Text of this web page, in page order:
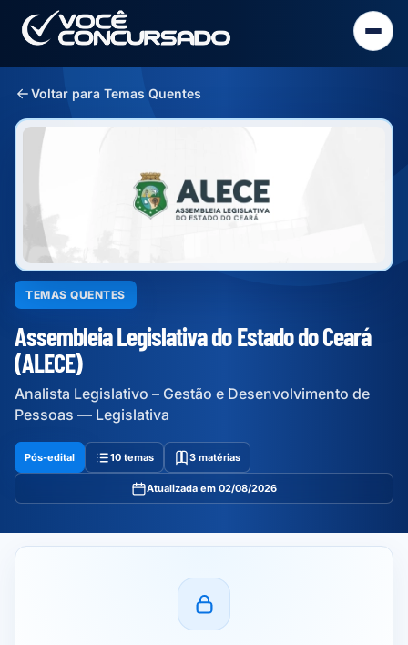
Voltar para Temas Quentes
TEMAS QUENTES
Assembleia Legislativa do Estado do Ceará
(ALECE)
Analista Legislativo – Gestão e Desenvolvimento de
Pessoas — Legislativa
Pós-edital 10 temas 3 matérias
Atualizada em 02/08/2026